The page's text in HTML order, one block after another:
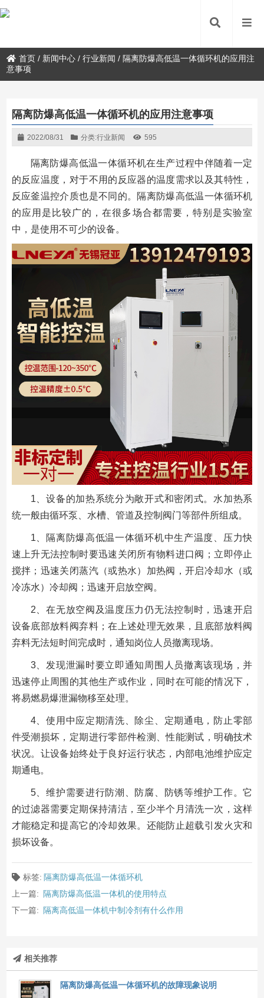
首页 / 新闻中心 /行业新闻 / 隔离防爆高低温一体循环机的应用注
意事项
隔离防爆高低温一体循环机的应用注意事项
2022/08/31 分类:行业新闻 595
隔离防爆高低温一体循环机在生产过程中伴随着一定
的反应温度，对于不用的反应器的温度需求以及其特性，
反应釜温控介质也是不同的。隔离防爆高低温一体循环机
的应用是比较广的，在很多场合都需要，特别是实验室
中，是使用不可少的设备。
1、设备的加热系统分为敞开式和密闭式。水加热系
统一般由循环泵、水槽、管道及控制阀门等部件所组成。
1、隔离防爆高低温一体循环机中生产温度、压力快
速上升无法控制时要迅速关闭所有物料进口阀；立即停止
搅拌；迅速关闭蒸汽（或热水）加热阀，开启冷却水（或
冷冻水）冷却阀；迅速开启放空阀。
2、在无放空阀及温度压力仍无法控制时，迅速开启
设备底部放料阀弃料；在上述处理无效果，且底部放料阀
弃料无法短时间完成时，通知岗位人员撤离现场。
3、发现泄漏时要立即通知周围人员撤离该现场，并
迅速停止周围的其他生产或作业，同时在可能的情况下，
将易燃易爆泄漏物移至处理。
4、使用中应定期清洗、除尘、定期通电，防止零部
件受潮损坏，定期进行零部件检测、性能测试，明确技术
状况。让设备始终处于良好运行状态，内部电池维护应定
期通电。
5、维护需要进行防潮、防腐、防锈等维护工作。它
的过滤器需要定期保持清洁，至少半个月清洗一次，这样
才能稳定和提高它的冷却效果。还能防止超载引发火灾和
损坏设备。
标签: 隔离防爆高低温一体循环机
上一篇: 隔离防爆高低温一体机的使用特点
下一篇: 隔离高低温一体机中制冷剂有什么作用
相关推荐
隔离防爆高低温一体循环机的故障现象说明